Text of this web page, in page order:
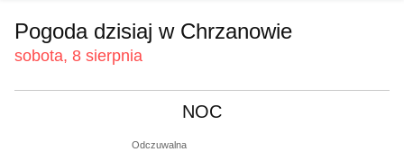
Pogoda dzisiaj w Chrzanowie
sobota, 8 sierpnia
NOC
Odczuwalna